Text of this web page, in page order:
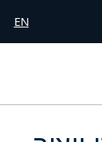
EN